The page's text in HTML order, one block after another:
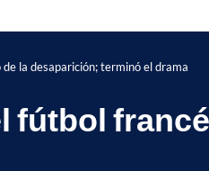
la desaparición; terminó el drama
fútbol